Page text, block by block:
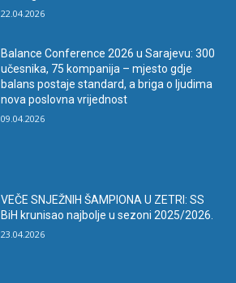
22.04.2026
Balance Conference 2026 u Sarajevu: 300
učesnika, 75 kompanija – mjesto gdje
balans postaje standard, a briga o ljudima
nova poslovna vrijednost
09.04.2026
VEČE SNJEŽNIH ŠAMPIONA U ZETRI: SS
BiH krunisao najbolje u sezoni 2025/2026.
23.04.2026